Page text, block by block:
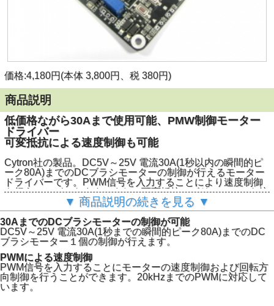
価格:4,180円(本体 3,800円、税 380円)
商品説明
低価格ながら30Aまで使用可能、PMW制御モーター
ドライバー
可変抵抗による速度制御も可能
Cytron社の製品。DC5V～25V 電流30A(1秒以内の瞬間的ピ
ーク80A)までのDCブラシモーターの制御が行えるモーター
ドライバーです。PWM信号を入力することにより速度制御
を行うことができます。また、可変抵抗（ボリューム）を接
続すると、PWM信号を入力せずにスタンドアローンで動作
させることもできます。
PIC、AVR、Arduino、Raspberry Pi等でのモーター制御に便
利です。
▼ 商品説明の続きを見る ▼
30AまでのDCブラシモーターの制御が可能
DC5V～25V 電流30A(1秒までの瞬間的ピーク80A)までのDC
ブラシモーター１個の制御が行えます。
PWMによる速度制御
PWM信号を入力することにモーターの速度制御および回転方
向制御を行うことができます。20kHzまでのPWMに対応して
います。